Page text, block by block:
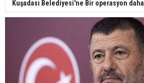
Kuşadası Belediyesi'ne Bir operasyon daha